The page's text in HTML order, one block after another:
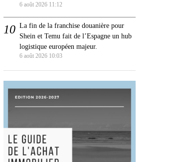
6 août 2026 11:12
La fin de la franchise douanière pour
Shein et Temu fait de l’Espagne un hub
logistique européen majeur.
6 août 2026 10:03